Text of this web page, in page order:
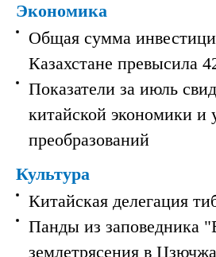
Экономика
Общая сумма
Казахстане превысила
Показатели за июль
китайской экономики и
преобразований
Культура
Китайская делегация
Панды из заповедника
землетрясения в